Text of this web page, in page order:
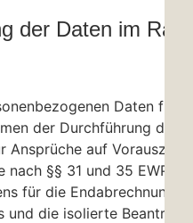
der Daten im
Daten für
der Durchführung des
Ansprüche auf
nach §§ 31 und 35
für die Endabrechnung
und die isolierte